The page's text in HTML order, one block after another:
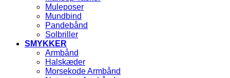
Muleposer
Mundbind
Pandebånd
Solbriller
SMYKKER
Armbånd
Halskæder
Morsekode Armbånd